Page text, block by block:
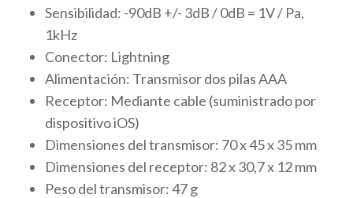
Sensibilidad: -90dB +/- 3dB / 0dB = 1V / Pa,
1kHz
Conector: Lightning
Alimentación: Transmisor dos pilas AAA
Receptor: Mediante cable (suministrado por
dispositivo iOS)
Dimensiones del transmisor: 70 x 45 x 35 mm
Dimensiones del receptor: 82 x 30,7 x 12 mm
Peso del transmisor: 47 g